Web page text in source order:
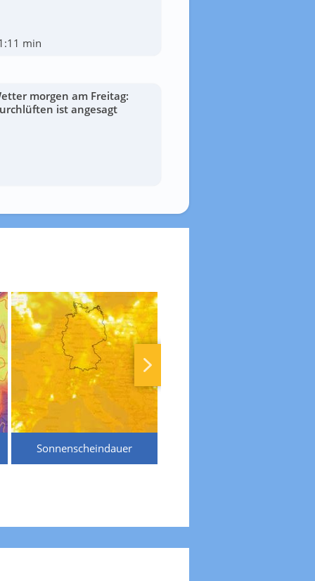
min
morgen am Freitag:
ist angesagt
Sonnenscheindauer